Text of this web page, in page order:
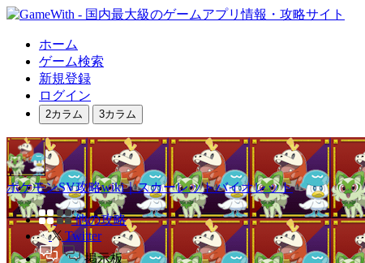
ホーム
ゲーム検索
新規登録
ログイン
2カラム 3カラム
ポケモンSV攻略wiki｜スカーレットバイオレット
他の攻略
Twitter
掲示板